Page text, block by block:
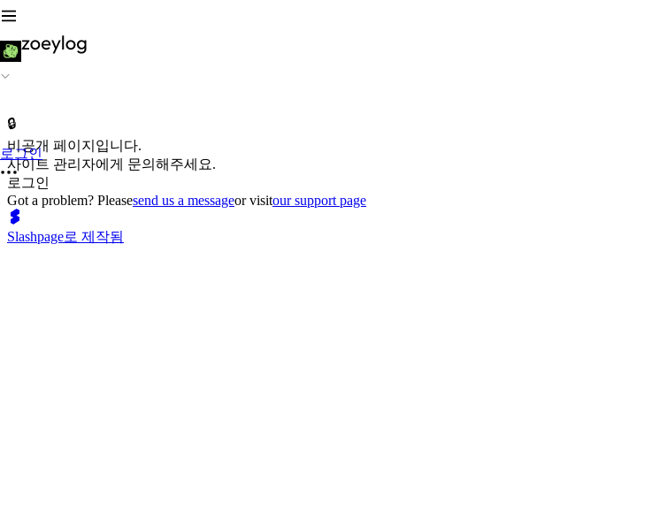
로그인
🔒
비공개 페이지입니다.
사이트 관리자에게 문의해주세요.
로그인
Got a problem? Pleasesend us a messageor visitour support page
Slashpage로 제작됨